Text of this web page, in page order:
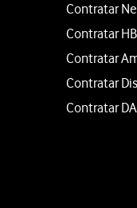
Contratar
Contratar
Contratar
Contratar
Contratar